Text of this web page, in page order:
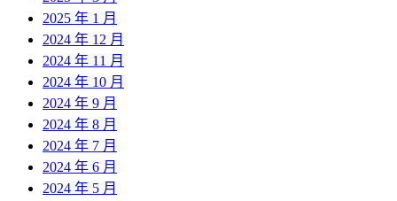
2025 年 1 月
2024 年 12 月
2024 年 11 月
2024 年 10 月
2024 年 9 月
2024 年 8 月
2024 年 7 月
2024 年 6 月
2024 年 5 月